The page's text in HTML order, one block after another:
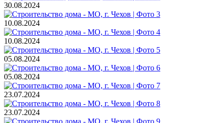
30.08.2024
10.08.2024
10.08.2024
05.08.2024
05.08.2024
23.07.2024
23.07.2024